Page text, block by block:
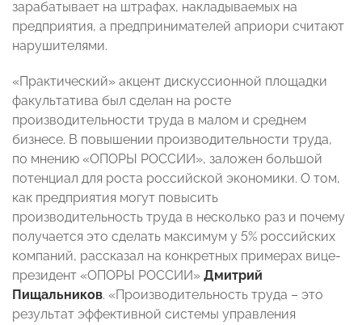
зарабатывает на штрафах, накладываемых на
предприятия, а предпринимателей априори считают
нарушителями.
«Практический» акцент дискуссионной площадки
факультатива был сделан на росте
производительности труда в малом и среднем
бизнесе. В повышении производительности труда,
по мнению «ОПОРЫ РОССИИ», заложен большой
потенциал для роста российской экономики. О том,
как предприятия могут повысить
производительность труда в несколько раз и почему
получается это сделать максимум у 5% российских
компаний, рассказал на конкретных примерах вице-
президент «ОПОРЫ РОССИИ» Дмитрий
Пищальников. «Производительность труда – это
результат эффективной системы управления